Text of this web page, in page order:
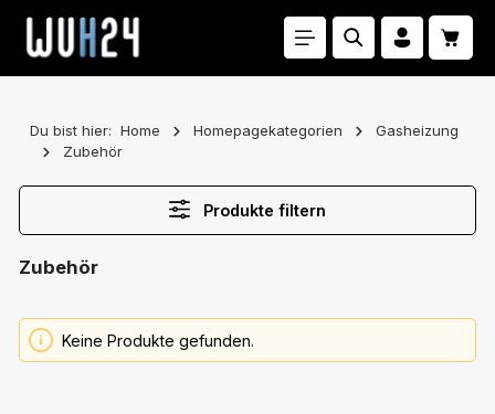
Zum Hauptinhalt springen
Du bist hier: Home Homepagekategorien
Gasheizung
Zubehör
Produkte filtern
Zubehör
Keine Produkte gefunden.